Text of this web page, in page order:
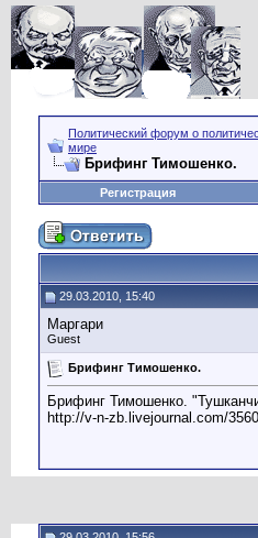
Политический форум о
мире
Брифинг Тимошенко.
Регистрация
29.03.2010, 15:40
Маргари
Guest
Брифинг Тимошенко.
Брифинг Тимошенко.
http://v-n-zb.livejournal.com/